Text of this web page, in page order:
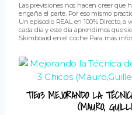
Las previsiones nos hacen creer que
engaña el parte. Por eso mismo
Un episodio REAL en 100% Directo, a
cada dia y este dia aprendimos que
Skimboard en el coche Para más
T1E03 MEJORANDO LA
(MAURO,